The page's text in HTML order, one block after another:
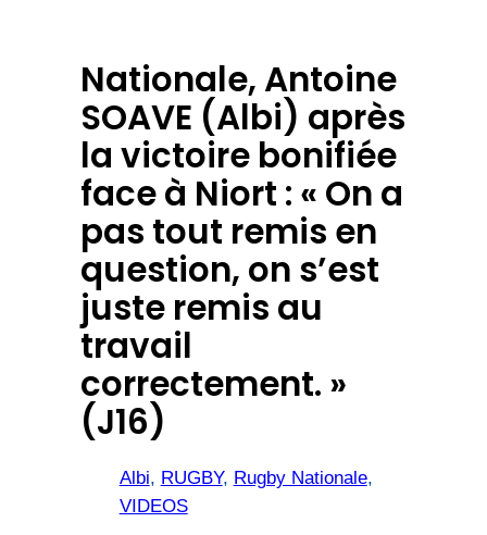
Nationale, Antoine
SOAVE (Albi) après
la victoire bonifiée
face à Niort : « On a
pas tout remis en
question, on s’est
juste remis au
travail
correctement. »
(J16)
Albi, RUGBY, Rugby Nationale
VIDEOS